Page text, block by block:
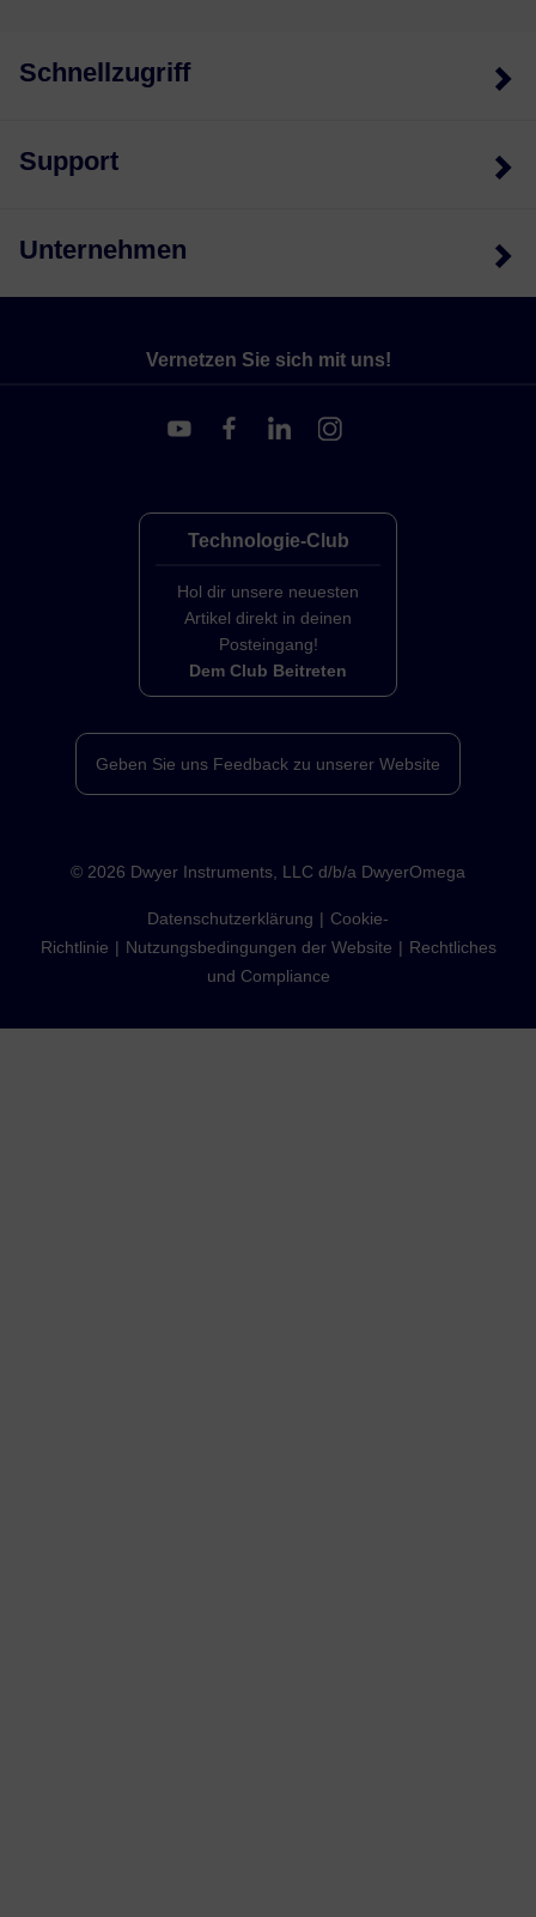
Schnellzugriff
Support
Unternehmen
Vernetzen Sie sich mit uns!
Technologie-Club
Hol dir unsere neuesten
Artikel direkt in deinen
Posteingang!
Dem Club Beitreten
Geben Sie uns Feedback zu unserer Website
© 2026 Dwyer Instruments, LLC d/b/a DwyerOmega
Datenschutzerklärung
Cookie-
Richtlinie
Nutzungsbedingungen der Website
Rechtliches
und Compliance